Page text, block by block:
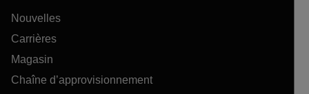
Nouvelles
Carrières
Magasin
Chaîne d’approvisionnement